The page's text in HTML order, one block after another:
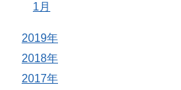
1月
2019年
2018年
2017年